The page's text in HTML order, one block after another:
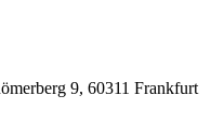
9, 60311 Frankfurt